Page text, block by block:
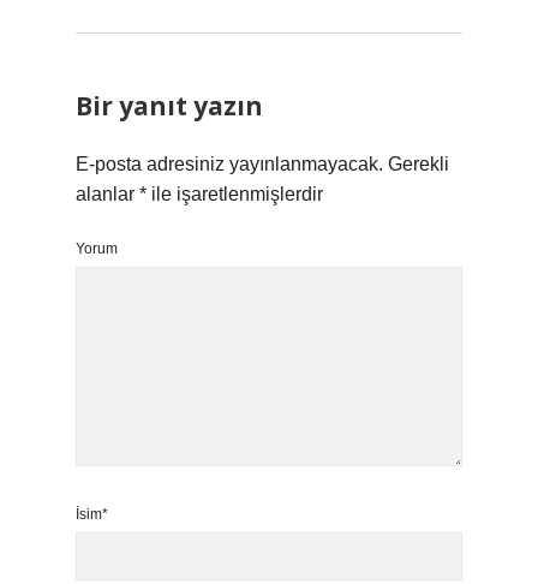
Bir yanıt yazın
E-posta adresiniz yayınlanmayacak. Gerekli
alanlar * ile işaretlenmişlerdir
Yorum
İsim*